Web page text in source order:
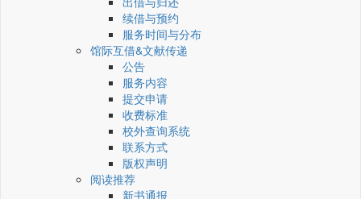
续借与预约
服务时间与分布
馆际互借&文献传递
公告
服务内容
提交申请
收费标准
校外查询系统
联系方式
版权声明
阅读推荐
新书通报